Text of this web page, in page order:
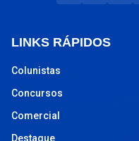
LINKS RÁPIDOS
Colunistas
Concursos
Comercial
Destaque